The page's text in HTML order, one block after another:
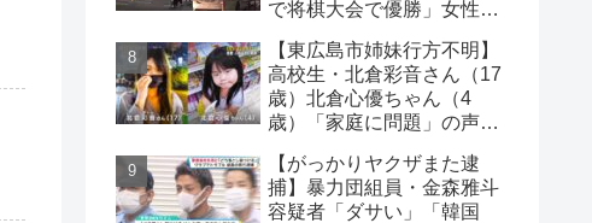
で将棋大会で優勝」女性切
【東広島市姉妹行方不明】
高校生・北倉彩音さん（17
歳）北倉心優ちゃん（4
歳）「家庭に問題」の声…
【がっかりヤクザまた逮
捕】暴力団組員・金森雅斗
容疑者「ダサい」「韓国